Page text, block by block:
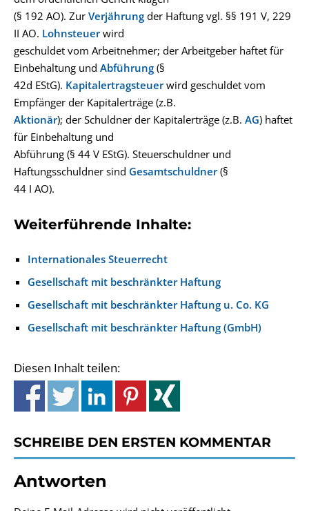
(§ 192 AO). Zur Verjährung der Haftung vgl. §§ 191 V, 229
II AO. Lohnsteuerwird
geschuldet vom Arbeitnehmer; der Arbeitgeber haftet für
Einbehaltung und Abführung (§
42d EStG). Kapitalertragsteuerwird geschuldet vom
Empfänger der Kapitalerträge (z.B.
Aktionär); der Schuldner der Kapitalerträge (z.B. AG) haftet
für Einbehaltung und
Abführung (§ 44 V EStG). Steuerschuldner und
Haftungsschuldner sind Gesamtschuldner(§
44 I AO).
Weiterführende Inhalte:
Internationales Steuerrecht
Gesellschaft mit beschränkter Haftung
Gesellschaft mit beschränkter Haftung u. Co. KG
Gesellschaft mit beschränkter Haftung (GmbH)
Diesen Inhalt teilen:
SCHREIBE DEN ERSTEN KOMMENTAR
Antworten